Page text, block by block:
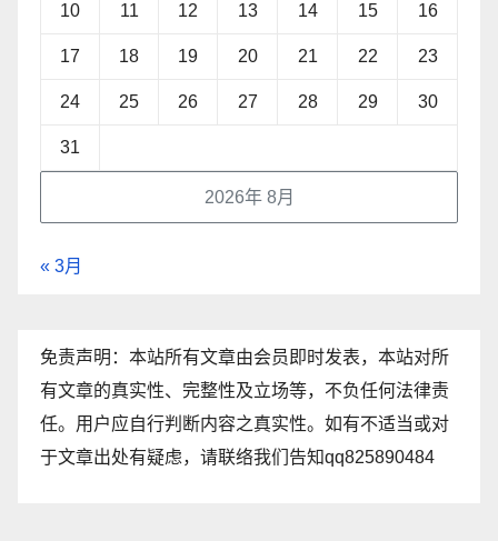
2026年 8月
10 11 12 13 14 15 16
17 18 19 20 21 22 23
24 25 26 27 28 29 30
31
« 3月
免责声明：本站所有文章由会员即时发表，本站对所
有文章的真实性、完整性及立场等，不负任何法律责
任。用户应自行判断内容之真实性。如有不适当或对
于文章出处有疑虑，请联络我们告知qq825890484